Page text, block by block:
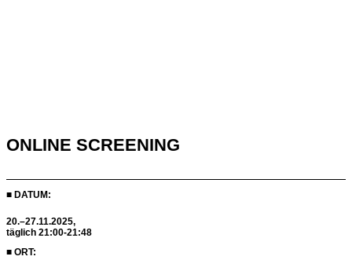
ONLINE SCREENING
■ DATUM:
20.–27.11.2025,
täglich 21:00-21:48
■ ORT: